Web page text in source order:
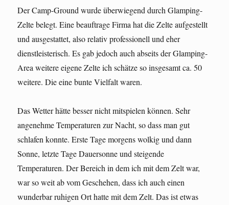
Der Camp-Ground wurde überwiegend durch Glamping-
Zelte belegt. Eine beauftrage Firma hat die Zelte aufgestellt
und ausgestattet, also relativ professionell und eher
dienstleisterisch. Es gab jedoch auch abseits der Glamping-
Area weitere eigene Zelte ich schätze so insgesamt ca. 50
weitere. Die eine bunte Vielfalt waren.
Das Wetter hätte besser nicht mitspielen können. Sehr
angenehme Temperaturen zur Nacht, so dass man gut
schlafen konnte. Erste Tage morgens wolkig und dann
Sonne, letzte Tage Dauersonne und steigende
Temperaturen. Der Bereich in dem ich mit dem Zelt war,
war so weit ab vom Geschehen, dass ich auch einen
wunderbar ruhigen Ort hatte mit dem Zelt. Das ist etwas